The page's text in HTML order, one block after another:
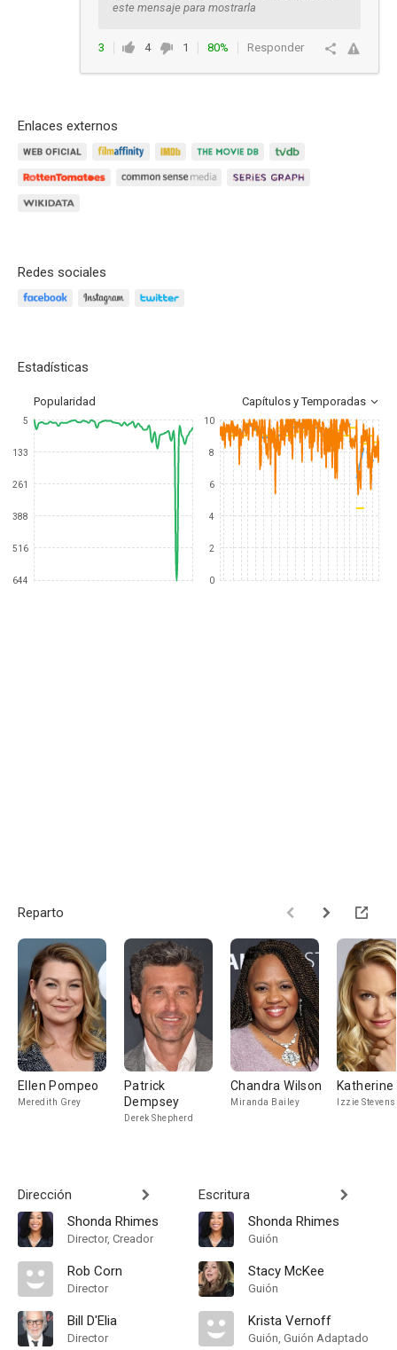
este mensaje para mostrarla
3 4 1 80% Responder
Enlaces externos
Redes sociales
Estadísticas
Popularidad Capítulos y Temporadas
5
133
261
388
516
644
10
8
6
4
2
0
Reparto
Ellen Pompeo
Meredith Grey
Patrick
Dempsey
Derek Shepherd
Chandra Wilson
Miranda Bailey
Katherine
Izzie Stevens
Dirección
Shonda Rhimes
Director, Creador
Rob Corn
Director
Bill D'Elia
Director
Escritura
Shonda Rhimes
Guión
Stacy McKee
Guión
Krista Vernoff
Guión, Guión Adaptado